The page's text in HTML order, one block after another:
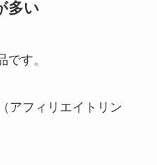
多い
す。
アフィリエイトリン